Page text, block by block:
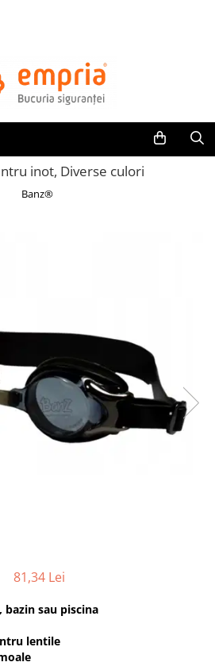
inot, Diverse culori
Banz®
81,34 Lei
sau piscina
lentile